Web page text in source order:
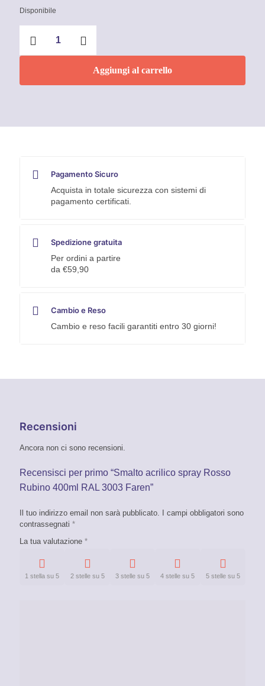
Disponibile
spray
400ml
Aggiungi al carrello
Pagamento Sicuro
Acquista in totale sicurezza con sistemi di
pagamento certificati.
Spedizione gratuita
Per ordini a partire
da €59,90
Cambio e Reso
Cambio e reso facili garantiti entro 30 giorni!
Recensioni
Ancora non ci sono recensioni.
Recensisci per primo “Smalto acrilico spray Rosso
Rubino 400ml RAL 3003 Faren”
Il tuo indirizzo email non sarà pubblicato.
I campi obbligatori sono
contrassegnati *
La tua valutazione *
1 stella su 5 2 stelle su 5 3 stelle su 5 4 stelle su 5 5 stelle su 5